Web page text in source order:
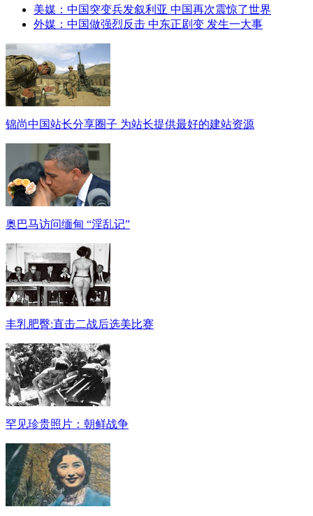
美媒：中国突变兵发叙利亚 中国再次震惊了世界
外媒：中国做强烈反击 中东正剧变 发生一大事
锦尚中国站长分享圈子 为站长提供最好的建站资源
奥巴马访问缅甸 “淫乱记”
丰乳肥臀:直击二战后选美比赛
罕见珍贵照片：朝鲜战争